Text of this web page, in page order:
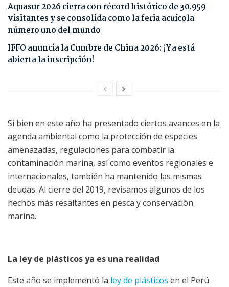
Aquasur 2026 cierra con récord histórico de 30.959
visitantes y se consolida como la feria acuícola
número uno del mundo
IFFO anuncia la Cumbre de China 2026: ¡Ya está
abierta la inscripción!
Si bien en este año ha presentado ciertos avances en la
agenda ambiental como la protección de especies
amenazadas, regulaciones para combatir la
contaminación marina, así como eventos regionales e
internacionales, también ha mantenido las mismas
deudas. Al cierre del 2019, revisamos algunos de los
hechos más resaltantes en pesca y conservación
marina.
La ley de plásticos ya es una realidad
Este año se implementó la ley de plásticos en el Perú